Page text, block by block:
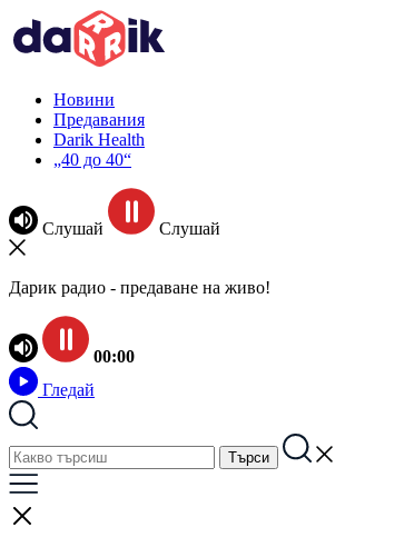
Новини
Предавания
Darik Health
„40 до 40“
Слушай Слушай
Дарик радио - предаване на живо!
00:00
Гледай